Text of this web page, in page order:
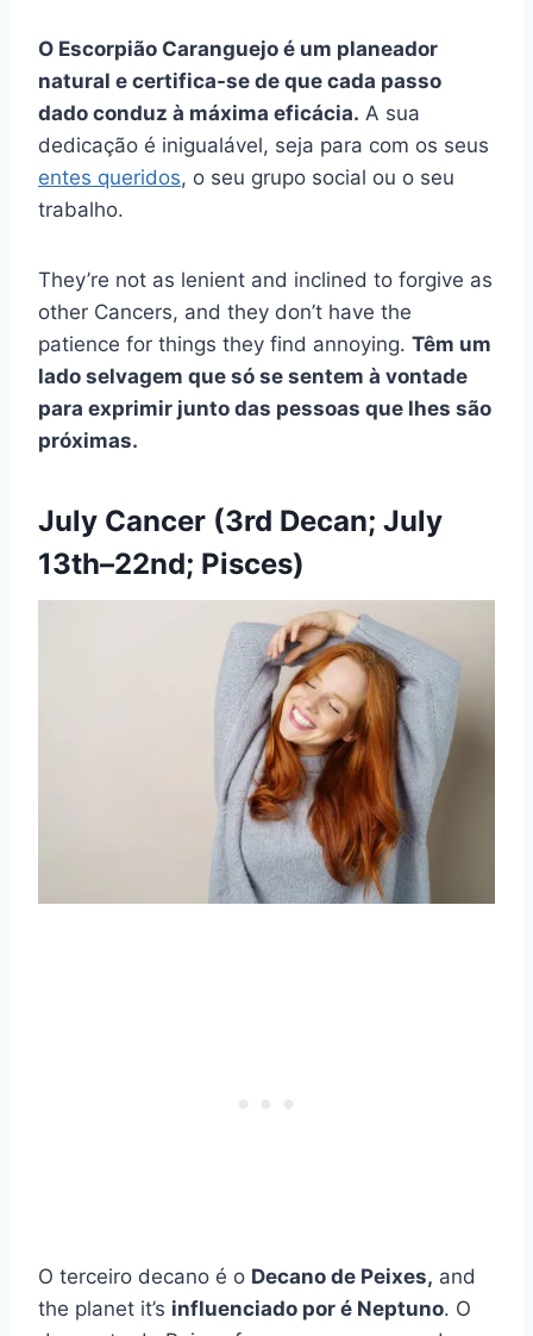
O Escorpião Caranguejo é um planeador
natural e certifica-se de que cada passo
dado conduz à máxima eficácia. A sua
dedicação é inigualável, seja para com os seus
entes queridos, o seu grupo social ou o seu
trabalho.
They’re not as lenient and inclined to forgive as
other Cancers, and they don’t have the
patience for things they find annoying. Têm um
lado selvagem que só se sentem à vontade
para exprimir junto das pessoas que lhes são
próximas.
July Cancer (3rd Decan; July
13th–22nd; Pisces)
O terceiro decano é o Decano de Peixes, and
the planet it’s influenciado por é Neptuno. O